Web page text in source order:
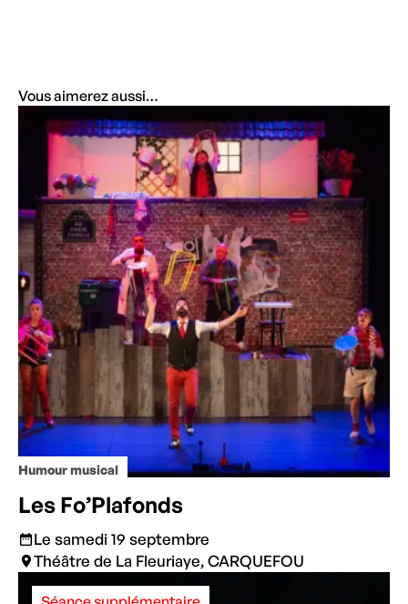
Vous aimerez aussi…
Humour musical
Les Fo’Plafonds
Le samedi 19 septembre
Théâtre de La Fleuriaye, CARQUEFOU